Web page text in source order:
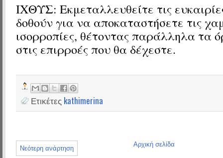
ΙΧΘΥΣ: Εκμεταλλευθείτε τις
δοθούν για να αποκαταστήσετε τις
ισορροπίες, θέτοντας παράλληλα τα
στις επιρροές που θα δέχεστε.
Ετικέτες kathimerina
Νεότερη ανάρτηση
Αρχική σελίδα